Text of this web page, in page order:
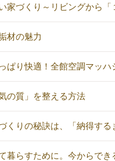
家づくり～リビングから
材の魅力
ぱり快適！全館空調マッハ
の質」を整える方法
くりの秘訣は、「納得す
暮らすために。今からでき